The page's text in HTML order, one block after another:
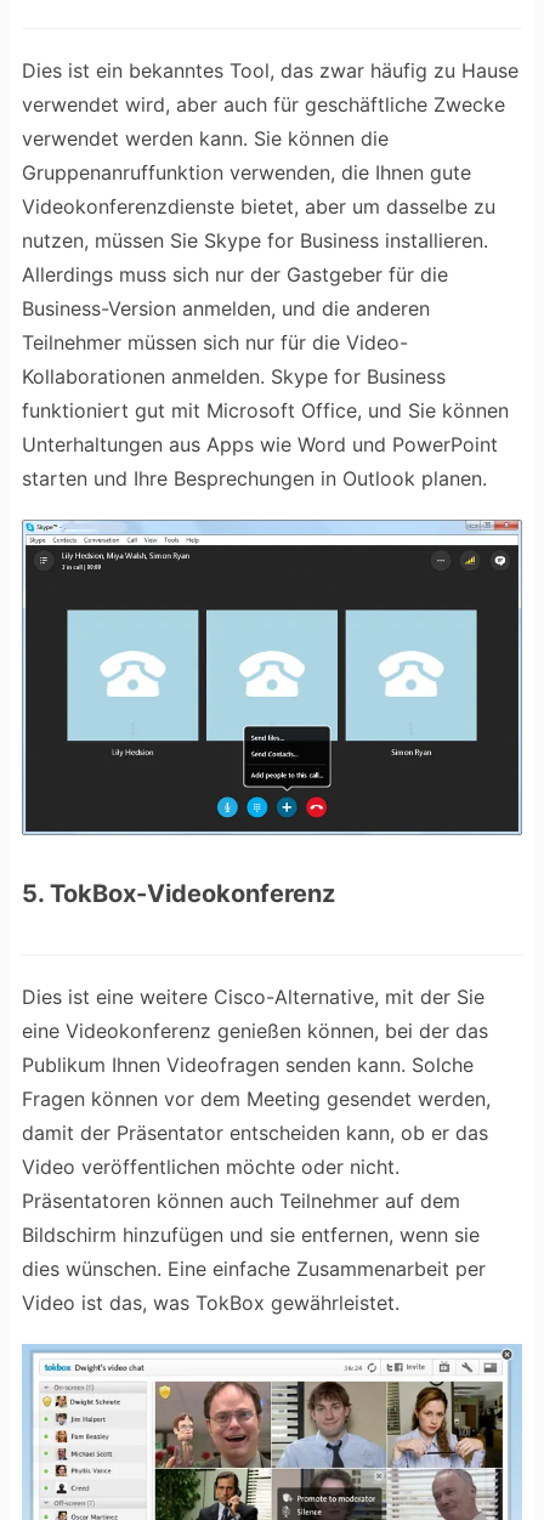
Dies ist ein bekanntes Tool, das zwar häufig zu Hause
verwendet wird, aber auch für geschäftliche Zwecke
verwendet werden kann. Sie können die
Gruppenanruffunktion verwenden, die Ihnen gute
Videokonferenzdienste bietet, aber um dasselbe zu
nutzen, müssen Sie Skype for Business installieren.
Allerdings muss sich nur der Gastgeber für die
Business-Version anmelden, und die anderen
Teilnehmer müssen sich nur für die Video-
Kollaborationen anmelden. Skype for Business
funktioniert gut mit Microsoft Office, und Sie können
Unterhaltungen aus Apps wie Word und PowerPoint
starten und Ihre Besprechungen in Outlook planen.
5. TokBox-Videokonferenz
Dies ist eine weitere Cisco-Alternative, mit der Sie
eine Videokonferenz genießen können, bei der das
Publikum Ihnen Videofragen senden kann. Solche
Fragen können vor dem Meeting gesendet werden,
damit der Präsentator entscheiden kann, ob er das
Video veröffentlichen möchte oder nicht.
Präsentatoren können auch Teilnehmer auf dem
Bildschirm hinzufügen und sie entfernen, wenn sie
dies wünschen. Eine einfache Zusammenarbeit per
Video ist das, was TokBox gewährleistet.